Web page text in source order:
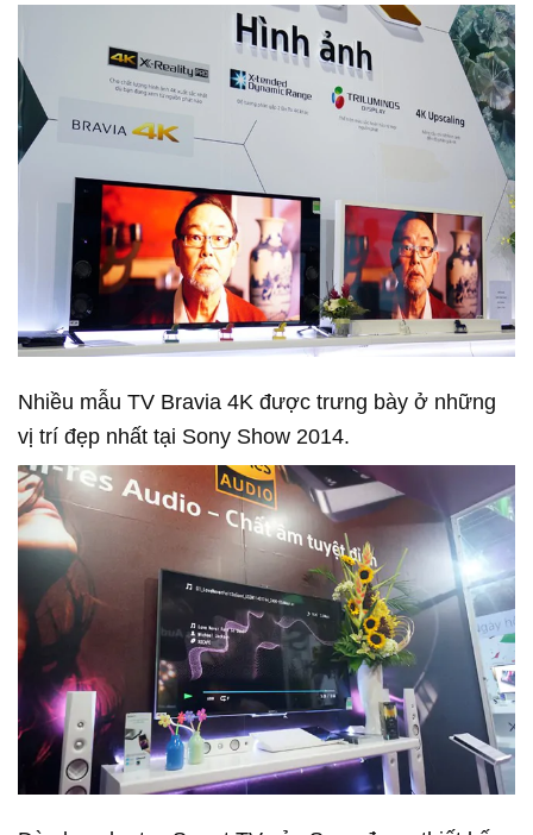
Nhiều mẫu TV Bravia 4K được trưng bày ở những
vị trí đẹp nhất tại Sony Show 2014.